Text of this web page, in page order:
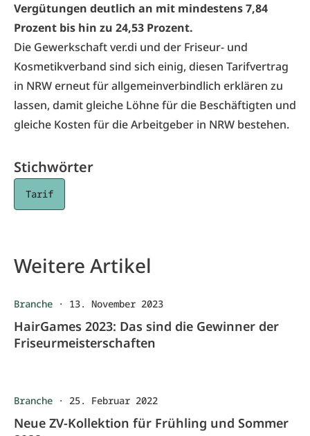
Vergütungen deutlich an mit mindestens 7,84
Prozent bis hin zu 24,53 Prozent.
Die Gewerkschaft ver.di und der Friseur- und
Kosmetikverband sind sich einig, diesen Tarifvertrag
in NRW erneut für allgemeinverbindlich erklären zu
lassen, damit gleiche Löhne für die Beschäftigten und
gleiche Kosten für die Arbeitgeber in NRW bestehen.
Stichwörter
Tarif
Weitere Artikel
Branche · 13. November 2023
HairGames 2023: Das sind die Gewinner der
Friseurmeisterschaften
Branche · 25. Februar 2022
Neue ZV-Kollektion für Frühling und Sommer